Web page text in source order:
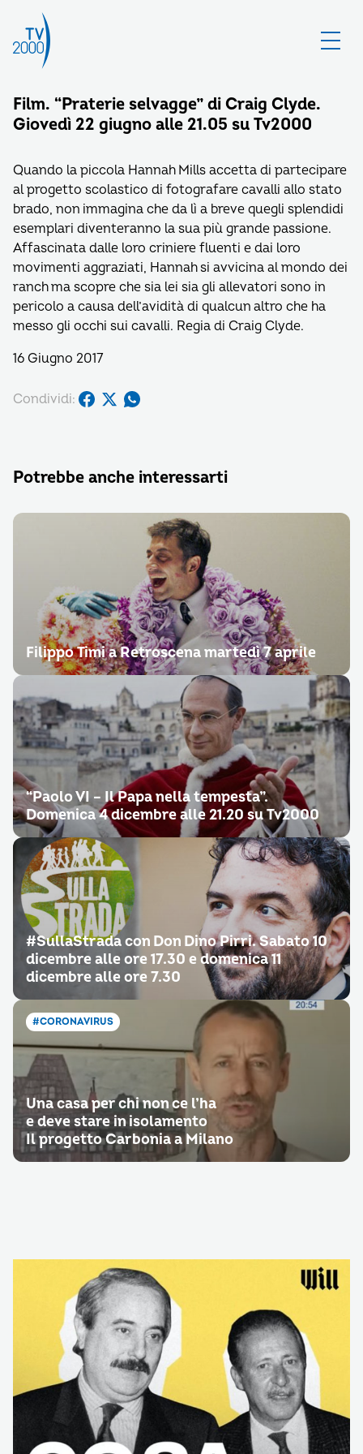
Film. “Praterie selvagge” di Craig Clyde.
Giovedì 22 giugno alle 21.05 su Tv2000
Quando la piccola Hannah Mills accetta di partecipare
al progetto scolastico di fotografare cavalli allo stato
brado, non immagina che da lì a breve quegli splendidi
esemplari diventeranno la sua più grande passione.
Affascinata dalle loro criniere fluenti e dai loro
movimenti aggraziati, Hannah si avvicina al mondo dei
ranch ma scopre che sia lei sia gli allevatori sono in
pericolo a causa dell’avidità di qualcun altro che ha
messo gli occhi sui cavalli. Regia di Craig Clyde.
16 Giugno 2017
Condividi:
Potrebbe anche interessarti
Filippo Timi a Retroscena martedì 7 aprile
“Paolo VI – Il Papa nella tempesta”.
Domenica 4 dicembre alle 21.20 su Tv2000
#SullaStrada con Don Dino Pirri. Sabato 10
dicembre alle ore 17.30 e domenica 11
dicembre alle ore 7.30
#CORONAVIRUS
Una casa per chi non ce l’ha
e deve stare in isolamento
Il progetto Carbonia a Milano